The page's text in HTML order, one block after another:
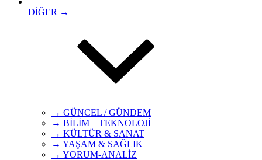
DİĞER →
→ GÜNCEL / GÜNDEM
→ BİLİM – TEKNOLOJİ
→ KÜLTÜR & SANAT
→ YAŞAM & SAĞLIK
→ YORUM-ANALİZ